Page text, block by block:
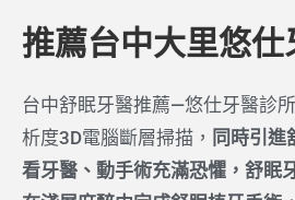
推薦台中大里悠仕
台中舒眠牙醫推薦—悠仕牙醫診
析度3D電腦斷層掃描， 同時引進
看牙醫、動手術充滿恐懼，舒眠